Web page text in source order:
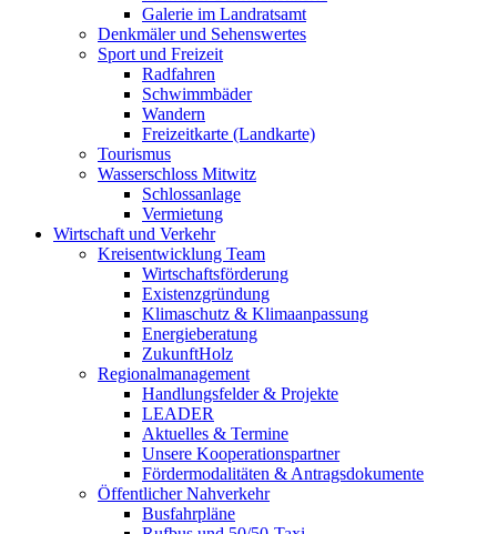
Galerie im Landratsamt
Denkmäler und Sehenswertes
Sport und Freizeit
Radfahren
Schwimmbäder
Wandern
Freizeitkarte (Landkarte)
Tourismus
Wasserschloss Mitwitz
Schlossanlage
Vermietung
Wirtschaft und Verkehr
Kreisentwicklung Team
Wirtschaftsförderung
Existenzgründung
Klimaschutz & Klimaanpassung
Energieberatung
ZukunftHolz
Regionalmanagement
Handlungsfelder & Projekte
LEADER
Aktuelles & Termine
Unsere Kooperationspartner
Fördermodalitäten & Antragsdokumente
Öffentlicher Nahverkehr
Busfahrpläne